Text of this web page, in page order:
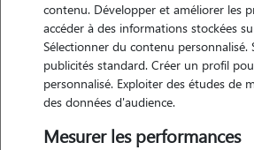
comportement, comprendre leur langage
sont des aspects qui m'intéressent
pour moi une façon de créer ce lien avec
à leurs propriétaires. ce rôle ne se limite
un animal, il implique aussi de le rassurer,
c'est une responsabilité que je prends avec
contenu. Développer et améliorer les
accéder à des informations stockées
Sélectionner du contenu personnalisé.
publicités standard. Créer un profil
personnalisé. Exploiter des études de
des données d'audience.
Mesurer les performances